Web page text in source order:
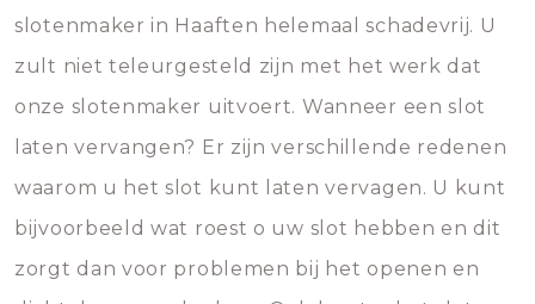
slotenmaker in Haaften helemaal schadevrij. U
zult niet teleurgesteld zijn met het werk dat
onze slotenmaker uitvoert. Wanneer een slot
laten vervangen? Er zijn verschillende redenen
waarom u het slot kunt laten vervagen. U kunt
bijvoorbeeld wat roest o uw slot hebben en dit
zorgt dan voor problemen bij het openen en